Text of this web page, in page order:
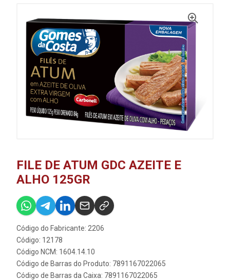
FILE DE ATUM GDC AZEITE E
ALHO 125GR
Código do Fabricante: 2206
Código: 12178
Código NCM: 1604.14.10
Código de Barras do Produto: 7891167022065
Código de Barras da Caixa: 7891167022065